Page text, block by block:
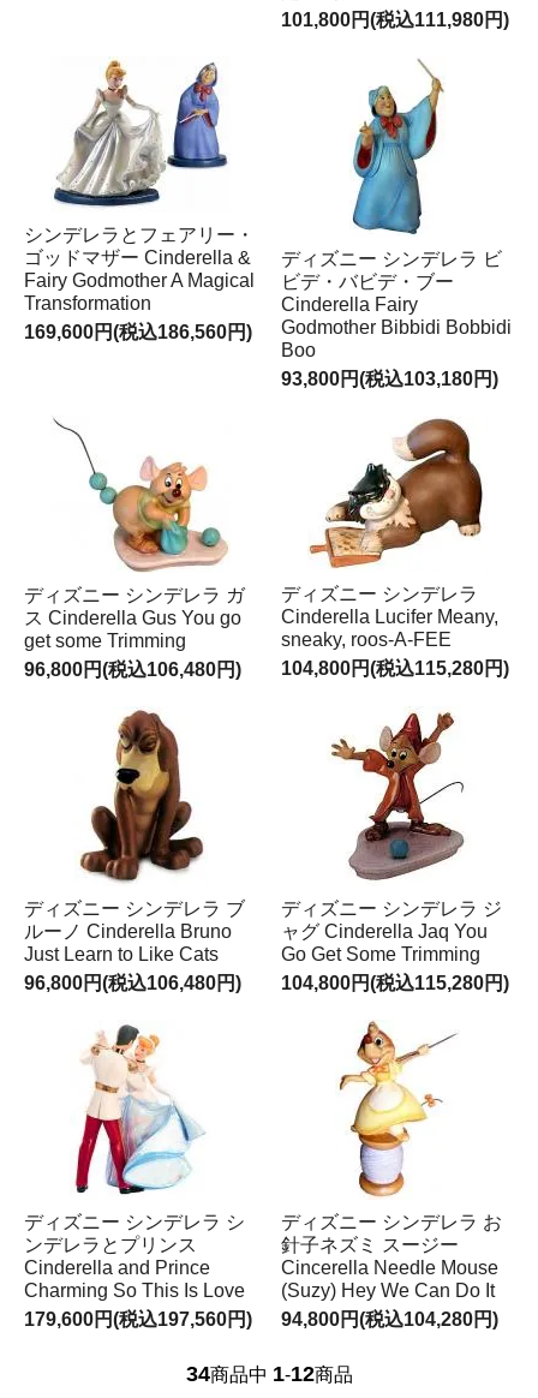
101,800円(税込111,980円)
シンデレラとフェアリー・
ゴッドマザー Cinderella &
Fairy Godmother A Magical
Transformation
169,600円(税込186,560円)
ディズニー シンデレラ ビ
ビデ・バビデ・ブー
Cinderella Fairy
Godmother Bibbidi Bobbidi
Boo
93,800円(税込103,180円)
ディズニー シンデレラ ガ
ス Cinderella Gus You go
get some Trimming
96,800円(税込106,480円)
ディズニー シンデレラ
Cinderella Lucifer Meany,
sneaky, roos-A-FEE
104,800円(税込115,280円)
ディズニー シンデレラ ブ
ルーノ Cinderella Bruno
Just Learn to Like Cats
96,800円(税込106,480円)
ディズニー シンデレラ ジ
ャグ Cinderella Jaq You
Go Get Some Trimming
104,800円(税込115,280円)
ディズニー シンデレラ シ
ンデレラとプリンス
Cinderella and Prince
Charming So This Is Love
179,600円(税込197,560円)
ディズニー シンデレラ お
針子ネズミ スージー
Cincerella Needle Mouse
(Suzy) Hey We Can Do It
94,800円(税込104,280円)
34商品中 1-12商品